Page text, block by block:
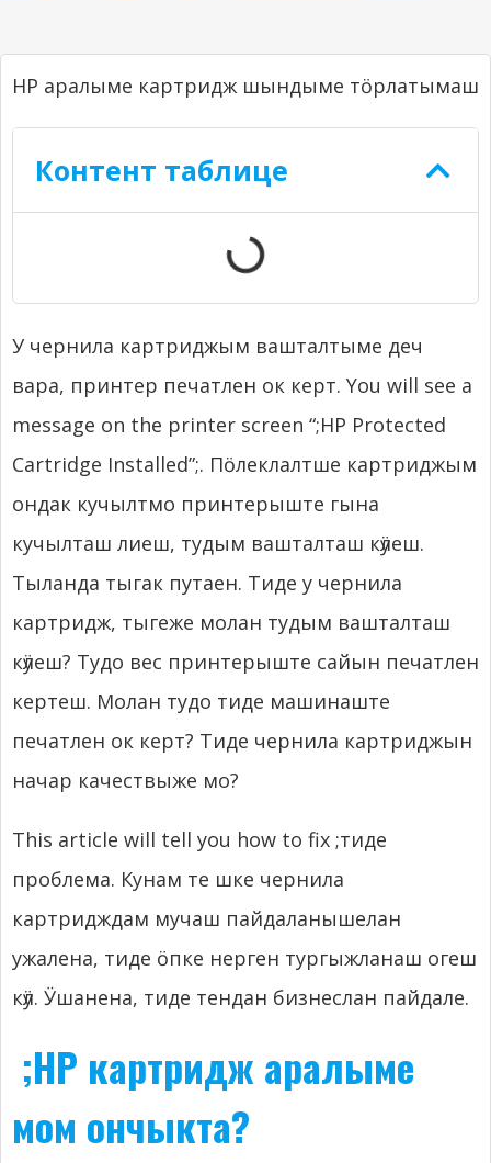
HP аралыме картридж шындыме тӧрлатымаш
Контент таблице
У чернила картриджым вашталтыме деч
вара, принтер печатлен ок керт. You will see a
message on the printer screen “;HP Protected
Cartridge Installed”;. Пӧлеклалтше картриджым
ондак кучылтмо принтерыште гына
кучылташ лиеш, тудым вашталташ кӱлеш.
Тыланда тыгак путаен. Тиде у чернила
картридж, тыгеже молан тудым вашталташ
кӱлеш? Тудо вес принтерыште сайын печатлен
кертеш. Молан тудо тиде машинаште
печатлен ок керт? Тиде чернила картриджын
начар качествыже мо?
This article will tell you how to fix ;тиде
проблема. Кунам те шке чернила
картридждам мучаш пайдаланышелан
ужалена, тиде ӧпке нерген тургыжланаш огеш
кӱл. Ӱшанена, тиде тендан бизнеслан пайдале.
;HP картридж аралыме
мом ончыкта?